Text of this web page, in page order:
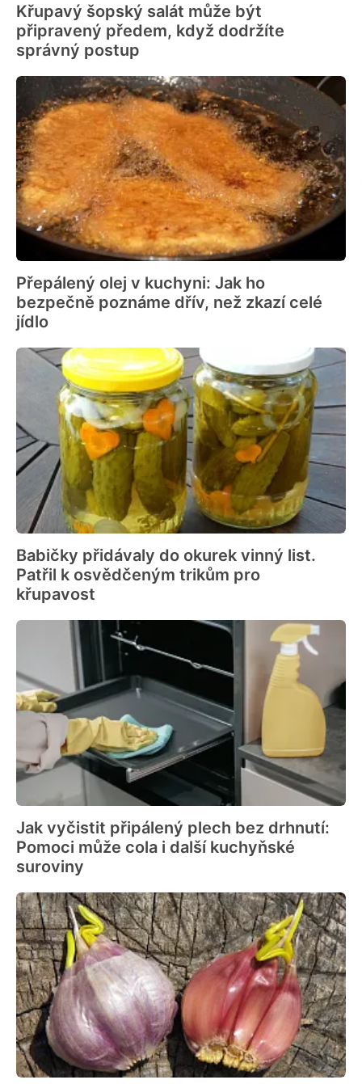
Křupavý šopský salát může být
připravený předem, když dodržíte
správný postup
Přepálený olej v kuchyni: Jak ho
bezpečně poznáme dřív, než zkazí celé
jídlo
Babičky přidávaly do okurek vinný list.
Patřil k osvědčeným trikům pro
křupavost
Jak vyčistit připálený plech bez drhnutí:
Pomoci může cola i další kuchyňské
suroviny